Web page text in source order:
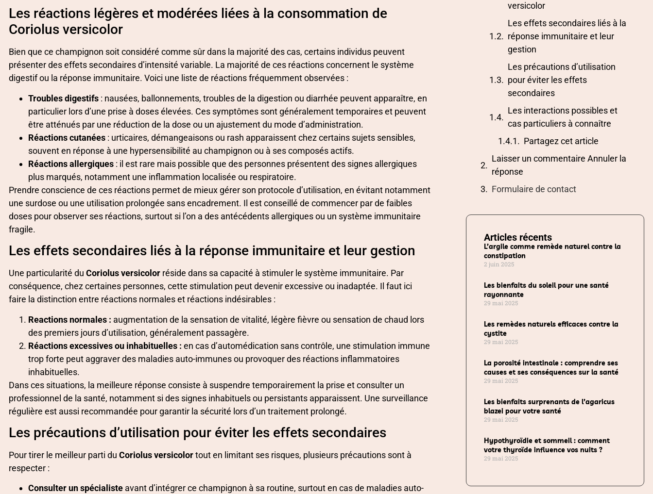
Les réactions légères et modérées liées à la consommation de
Coriolus versicolor
Bien que ce champignon soit considéré comme sûr dans la majorité des cas, certains individus peuvent
présenter des effets secondaires d’intensité variable. La majorité de ces réactions concernent le système
digestif ou la réponse immunitaire. Voici une liste de réactions fréquemment observées :
Troubles digestifs : nausées, ballonnements, troubles de la digestion ou diarrhée peuvent apparaître, en
particulier lors d’une prise à doses élevées. Ces symptômes sont généralement temporaires et peuvent
être atténués par une réduction de la dose ou un ajustement du mode d’administration.
Réactions cutanées : urticaires, démangeaisons ou rash apparaissent chez certains sujets sensibles,
souvent en réponse à une hypersensibilité au champignon ou à ses composés actifs.
Réactions allergiques : il est rare mais possible que des personnes présentent des signes allergiques
plus marqués, notamment une inflammation localisée ou respiratoire.
Prendre conscience de ces réactions permet de mieux gérer son protocole d’utilisation, en évitant notamment
une surdose ou une utilisation prolongée sans encadrement. Il est conseillé de commencer par de faibles
doses pour observer ses réactions, surtout si l’on a des antécédents allergiques ou un système immunitaire
fragile.
Les effets secondaires liés à la réponse immunitaire et leur gestion
Une particularité du Coriolus versicolor réside dans sa capacité à stimuler le système immunitaire. Par
conséquence, chez certaines personnes, cette stimulation peut devenir excessive ou inadaptée. Il faut ici
faire la distinction entre réactions normales et réactions indésirables :
Reactions normales : augmentation de la sensation de vitalité, légère fièvre ou sensation de chaud lors
des premiers jours d’utilisation, généralement passagère.
Réactions excessives ou inhabituelles : en cas d’automédication sans contrôle, une stimulation immune
trop forte peut aggraver des maladies auto-immunes ou provoquer des réactions inflammatoires
inhabituelles.
Dans ces situations, la meilleure réponse consiste à suspendre temporairement la prise et consulter un
professionnel de la santé, notamment si des signes inhabituels ou persistants apparaissent. Une surveillance
régulière est aussi recommandée pour garantir la sécurité lors d’un traitement prolongé.
Les précautions d’utilisation pour éviter les effets secondaires
Pour tirer le meilleur parti du Coriolus versicolortout en limitant ses risques, plusieurs précautions sont à
respecter :
Consulter un spécialiste avant d’intégrer ce champignon à sa routine, surtout en cas de maladies auto-
versicolor
Les effets secondaires liés à la
réponse immunitaire et leur
gestion
Les précautions d’utilisation
pour éviter les effets
secondaires
Les interactions possibles et
cas particuliers à connaître
Partagez cet article
Laisser un commentaire Annuler la
réponse
Formulaire de contact
Articles récents
L’argile comme remède naturel contre la
constipation
2 juin 2025
Les bienfaits du soleil pour une santé
rayonnante
29 mai 2025
Les remèdes naturels efficaces contre la
cystite
29 mai 2025
La porosité intestinale : comprendre ses
causes et ses conséquences sur la santé
29 mai 2025
Les bienfaits surprenants de l’agaricus
blazei pour votre santé
29 mai 2025
Hypothyroïdie et sommeil : comment
votre thyroïde influence vos nuits ?
29 mai 2025